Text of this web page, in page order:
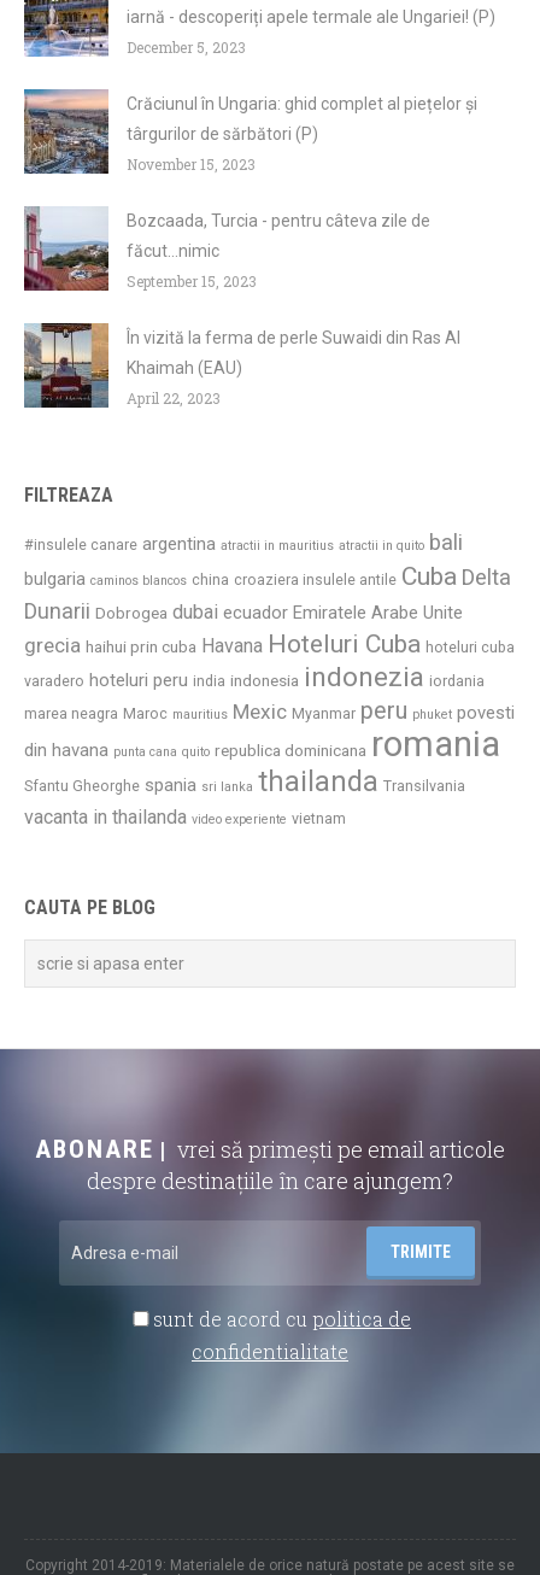
iarnă - descoperiți apele termale ale Ungariei! (P)
December 5, 2023
Crăciunul în Ungaria: ghid complet al piețelor și
târgurilor de sărbători (P)
November 15, 2023
Bozcaada, Turcia - pentru câteva zile de
făcut...nimic
September 15, 2023
În vizită la ferma de perle Suwaidi din Ras Al
Khaimah (EAU)
April 22, 2023
FILTREAZA
#insulele canare argentina atractii in mauritius atractii in quito bali
bulgaria caminos blancos china croaziera insulele antile Cuba Delta
Dunarii Dobrogea dubai ecuador Emiratele Arabe Unite
grecia haihui prin cuba Havana Hoteluri Cuba hoteluri cuba
varadero hoteluri peru india indonesia indonezia iordania
marea neagra Maroc mauritius Mexic Myanmar peru phuket povesti
din havana punta cana quito republica dominicana romania
Sfantu Gheorghe spania sri lanka thailanda Transilvania
vacanta in thailanda video experiente vietnam
CAUTA PE BLOG
ABONARE
vrei să primești pe email articole
despre destinațiile în care ajungem?
sunt de acord cu politica de
confidentialitate
Copyright 2014-2019: Materialele de orice natură postate pe acest site se